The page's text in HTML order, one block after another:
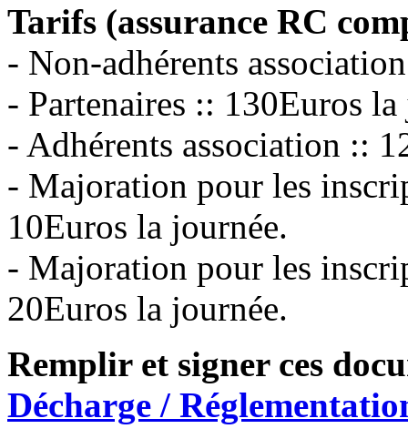
Tarifs (assurance RC
- Non-adhérents
- Partenaires :: 130Euros
- Adhérents association ::
- Majoration pour les
10Euros la journée.
- Majoration pour les
20Euros la journée.
Remplir et signer ces
Décharge /